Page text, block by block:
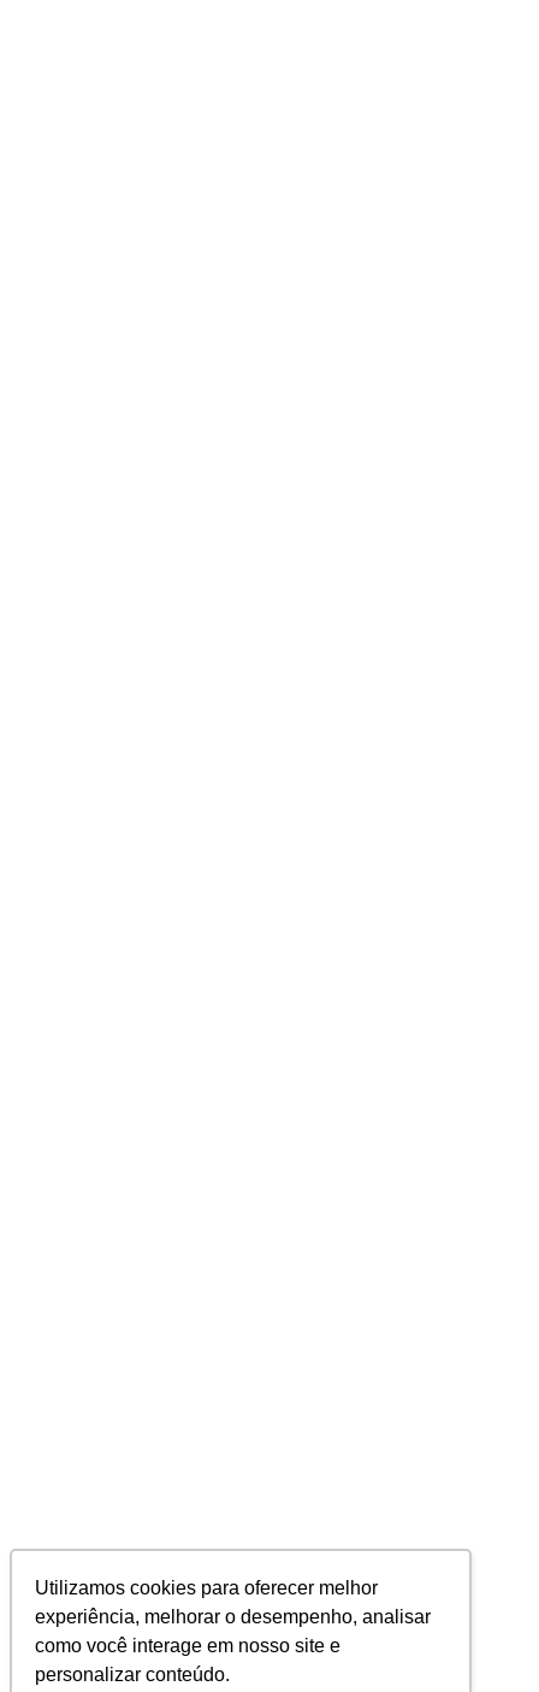
Utilizamos cookies para oferecer melhor
experiência, melhorar o desempenho, analisar
como você interage em nosso site e
personalizar conteúdo.